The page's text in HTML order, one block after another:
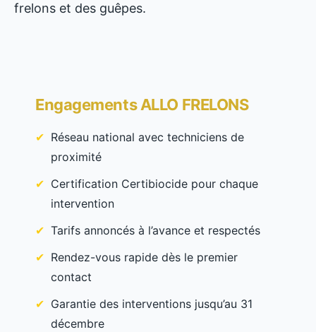
frelons et des guêpes.
Engagements ALLO FRELONS
Réseau national avec techniciens de
proximité
Certification Certibiocide pour chaque
intervention
Tarifs annoncés à l’avance et respectés
Rendez-vous rapide dès le premier
contact
Garantie des interventions jusqu’au 31
décembre